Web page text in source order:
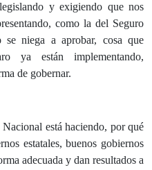
y exigiendo que nos
como la del Seguro
niega a aprobar, cosa que
ya están implementando,
de gobernar.
está haciendo, por qué
estatales, buenos gobiernos
adecuada y dan resultados a